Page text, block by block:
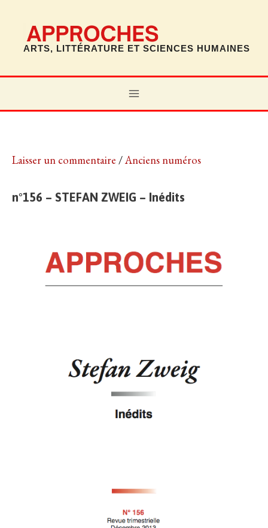
contenu
ARTS, LITTÉRATURE ET SCIENCES HUMAINES
MAIN
Laisser un commentaire /Anciens numéros
n°156 – STEFAN ZWEIG – Inédits